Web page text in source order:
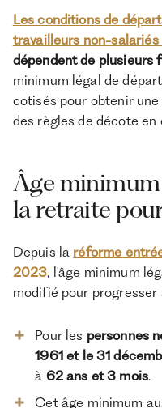
Les conditions de
travailleurs non-salariés
dépendent de plusieurs
minimum légal de
cotisés pour obtenir
des règles de décote
Âge
la retraite
Depuis la réforme
2023, l'âge minimum
modifié pour progresser
Pour les personnes
1961 et le 31
à 62 ans et 3 mois.
Cet âge minimum